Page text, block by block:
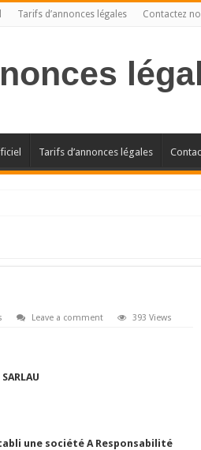
Tarifs d’annonces légales Contactez
Tarifs d’annonces légales
Leave a comment 393 Views
une société A Responsabilité